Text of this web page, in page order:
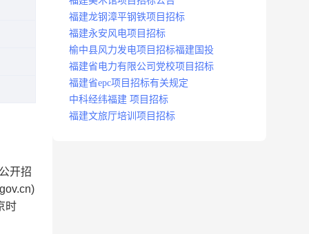
开招
时
福建龙钢漳平钢铁项目招标
福建永安风电项目招标
榆中县风力发电项目招标福建国投
福建省电力有限公司党校项目招标
福建省epc项目招标有关规定
中科经纬福建 项目招标
福建文旅厅培训项目招标